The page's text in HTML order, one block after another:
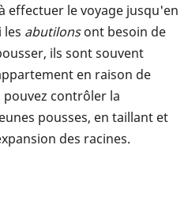
effectuer le voyage jusqu'en
les abutilonsont besoin de
ils sont souvent
en raison de
contrôler la
pousses, en taillant et
des racines.